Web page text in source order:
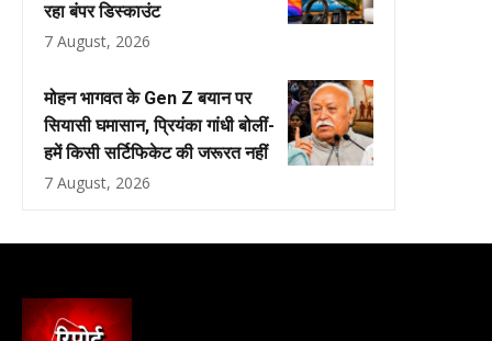
रहा बंपर डिस्काउंट
7 August, 2026
मोहन भागवत के Gen Z बयान पर
सियासी घमासान, प्रियंका गांधी बोलीं-
हमें किसी सर्टिफिकेट की जरूरत नहीं
7 August, 2026